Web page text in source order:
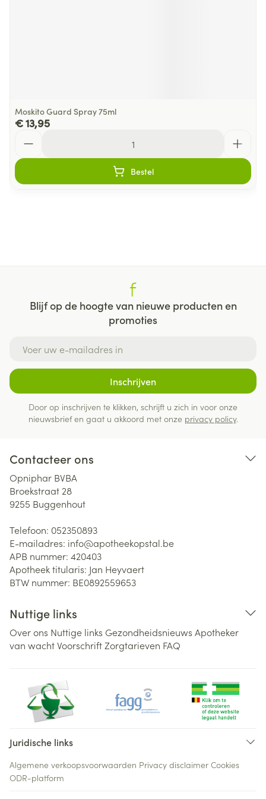
Moskito Guard Spray 75ml
€ 13,95
Bestel
Blijf op de hoogte van nieuwe producten en
promoties
Inschrijven
Door op inschrijven te klikken, schrijft u zich in voor onze
nieuwsbrief en gaat u akkoord met onze privacy policy.
Contacteer ons
Opniphar BVBA
Broekstraat 28
9255 Buggenhout
Telefoon: 052350893
E-mailadres: info@apotheekopstal.be
APB nummer: 420403
Apotheek titularis: Jan Heyvaert
BTW nummer: BE0892559653
Nuttige links
Over ons Nuttige links Gezondheidsnieuws Apotheker
van wachtVoorschriftZorgtarieven FAQ
Juridische links
Algemene verkoopsvoorwaarden Privacy disclaimer Cookies
ODR-platform